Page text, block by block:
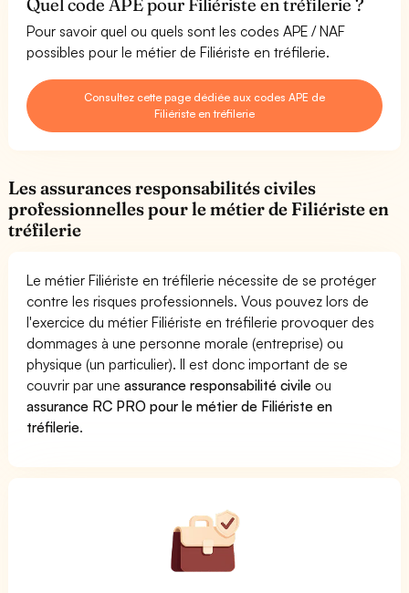
Quel code APE pour Filiériste en tréfilerie ?
Pour savoir quel ou quels sont les codes APE / NAF
possibles pour le métier de Filiériste en tréfilerie.
Consultez cette page dédiée aux codes APE de
Filiériste en tréfilerie
Les assurances responsabilités civiles
professionnelles pour le métier de Filiériste en
tréfilerie
Le métier Filiériste en tréfilerie nécessite de se protéger
contre les risques professionnels. Vous pouvez lors de
l'exercice du métier Filiériste en tréfilerie provoquer des
dommages à une personne morale (entreprise) ou
physique (un particulier). Il est donc important de se
couvrir par uneassurance responsabilité civile ou
assurance RC PRO pour le métier de Filiériste en
tréfilerie.